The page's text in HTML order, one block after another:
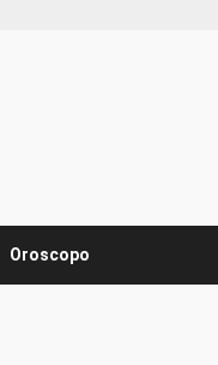
Oroscopo